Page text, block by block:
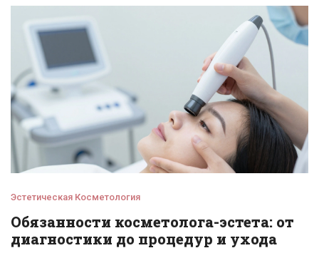
Эстетическая Косметология
Обязанности косметолога-эстета: от
диагностики до процедур и ухода